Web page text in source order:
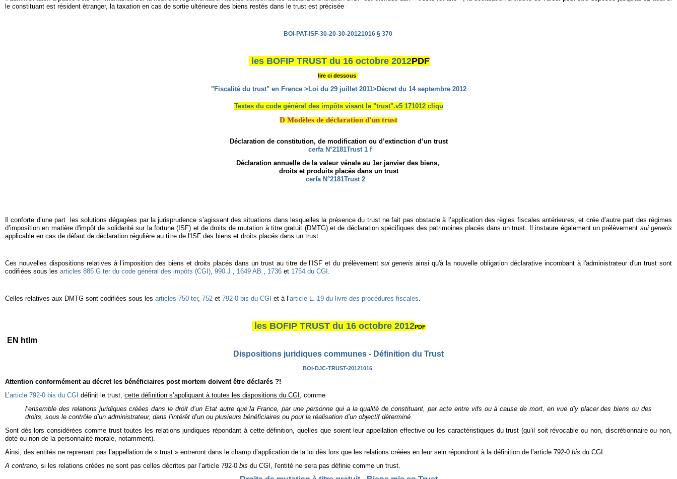
le constituant est résident étranger, la taxation en cas de sortie ultérieure des biens restés dans le trust est précisée
BOI-PAT-ISF-30-20-30-20121016 § 370
les BOFIP TRUST du 16 octobre 2012PDF
lire ci dessous
"Fiscalité du trust" en France >Loi du 29 juillet 2011>Décret du 14 septembre 2012
Textes du code général des impôts visant le "trust".v5 171012 cliqu
D Modèles de déclaration d’un trust
Déclaration de constitution, de modification ou d’extinction d’un trust
cerfa N°2181Trust 1 f
Déclaration annuelle de la valeur vénale au 1er janvier des biens,
droits et produits placés dans un trust
cerfa N°2181Trust 2
Il conforte d’une part les solutions dégagées par la jurisprudence s’agissant des situations dans lesquelles la présence du trust ne fait pas obstacle à l’application des règles fiscales antérieures, et crée d’autre part des régimes
d’imposition en matière d'impôt de solidarité sur la fortune (ISF) et de droits de mutation à titre gratuit (DMTG) et de déclaration spécifiques des patrimoines placés dans un trust. Il instaure également un prélèvement sui generis
applicable en cas de défaut de déclaration régulière au titre de l'ISF des biens et droits placés dans un trust.
Ces nouvelles dispositions relatives à l’imposition des biens et droits placés dans un trust au titre de l’ISF et du prélèvementsui generis ainsi qu'à la nouvelle obligation déclarative incombant à l'administrateur d'un trust sont
codifiées sous les articles 885 G ter du code général des impôts (CGI) 990 J 1649 AB 1736 et 1754 du CGI
Celles relatives aux DMTG sont codifiées sous les articles 750 ter, 752 et 792-0 bis du CGI et à l’article L. 19 du livre des procédures fiscales
les BOFIP TRUST du 16 octobre 2012PDF
EN htlm
Dispositions juridiques communes - Définition du Trust
BOI-DJC-TRUST-20121016
Attention conformément au décret les bénéficiaires post mortem doivent être déclarés ?!
L’article 792-0 bis du CGI définit le trust, cette définition s’appliquant à toutes les dispositions du CGI, comme
l’ensemble des relations juridiques créées dans le droit d’un Etat autre que la France, par une personne qui a la qualité de constituant, par acte entre vifs ou à cause de mort, en vue d’y placer des biens ou des
droits, sous le contrôle d’un administrateur, dans l’intérêt d’un ou plusieurs bénéficiaires ou pour la réalisation d’un objectif déterminé.
Sont dès lors considérées comme trust toutes les relations juridiques répondant à cette définition, quelles que soient leur appellation effective ou les caractéristiques du trust (qu’il soit révocable ou non, discrétionnaire ou non,
doté ou non de la personnalité morale, notamment).
Ainsi, des entités ne reprenant pas l’appellation de « trust » entreront dans le champ d’application de la loi dès lors que les relations créées en leur sein répondront à la définition de l’article 792-0 bis du CGI.
A contrario , si les relations créées ne sont pas celles décrites par l’article 792-0 bis du CGI, l'entité ne sera pas définie comme un trust.